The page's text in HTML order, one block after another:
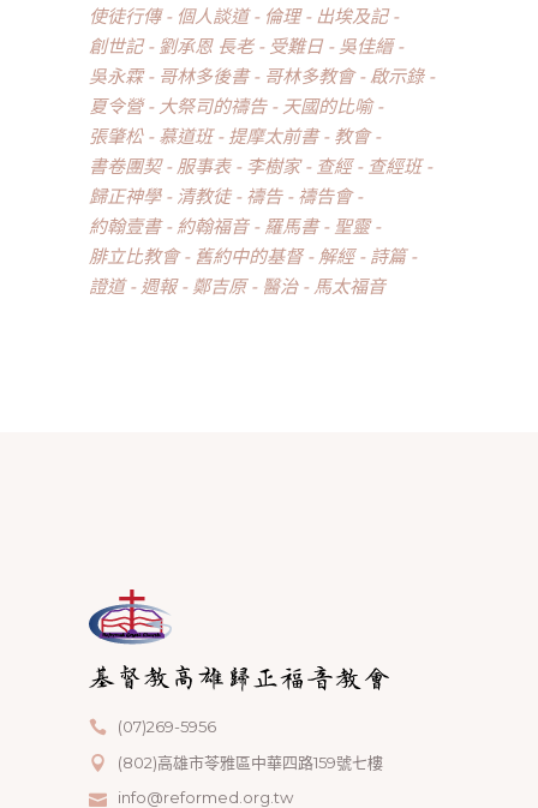
使徒行傳
個人談道 倫理
出埃及記
創世記
劉承恩 長老 受難日
吳佳縉
吳永霖
哥林多後書 哥林多教會
啟示錄
夏令營
大祭司的禱告
天國的比喻
張肇松
慕道班 提摩太前書
教會
書卷團契
服事表 李樹家 查經
查經班
歸正神學
清教徒 禱告
禱告會
約翰壹書
約翰福音 羅馬書
聖靈
腓立比教會
舊約中的基督 解經
詩篇
證道
週報 鄭吉原 醫治 馬太福音
(07)269-5956
(802)高雄市苓雅區中華四路159號七樓
info@reformed.org.tw